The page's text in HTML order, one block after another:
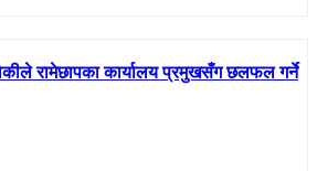
रामेछापका कार्यालय प्रमुखसँग छलफल गर्ने